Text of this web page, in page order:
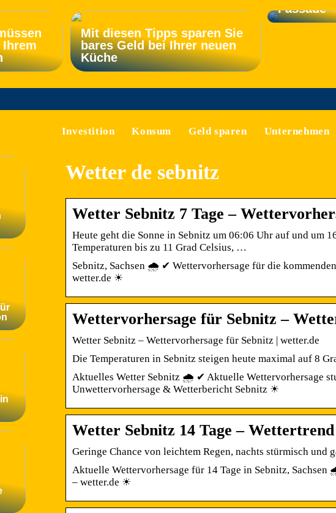
Ihrem
Mit diesen Tipps sparen Sie
bares Geld bei Ihrer neuen
Küche
Fassade
Investition Konsum Geld sparen Unternehmen
Wetter de sebnitz
Wetter Sebnitz 7 Tage –
Heute geht die Sonne in Sebnitz um 06:06 Uhr auf und um
Temperaturen bis zu 11 Grad Celsius, …
Sebnitz, Sachsen 🌧️ ✔ Wettervorhersage für die
wetter.de ☀
Wettervorhersage für Sebnitz –
Wetter Sebnitz – Wettervorhersage für Sebnitz | wetter.de
Die Temperaturen in Sebnitz steigen heute maximal auf 8
Aktuelles Wetter Sebnitz 🌧️ ✔ Aktuelle Wettervorhersage
Unwettervorhersage & Wetterbericht Sebnitz ☀
Wetter Sebnitz 14 Tage –
Geringe Chance von leichtem Regen, nachts stürmisch
Aktuelle Wettervorhersage für 14 Tage in Sebnitz,
– wetter.de ☀